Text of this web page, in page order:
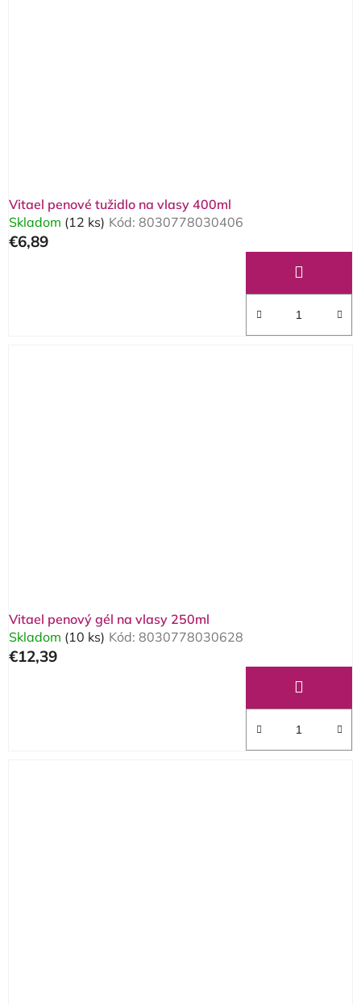
Vitael penové tužidlo na vlasy 400ml
Skladom (12 ks) Kód: 8030778030406
€6,89
Vitael penový gél na vlasy 250ml
Skladom (10 ks) Kód: 8030778030628
€12,39